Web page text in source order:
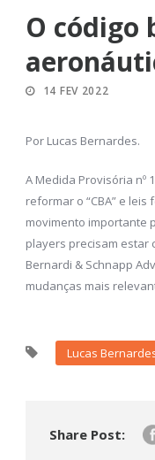
O código
14 FEV 2022
Por Lucas Bernardes.
A Medida Provisória nº
reformar o “CBA” e
movimento importante
players precisam estar
Bernardi & Schnapp
mudanças mais
Lucas
Share Post: